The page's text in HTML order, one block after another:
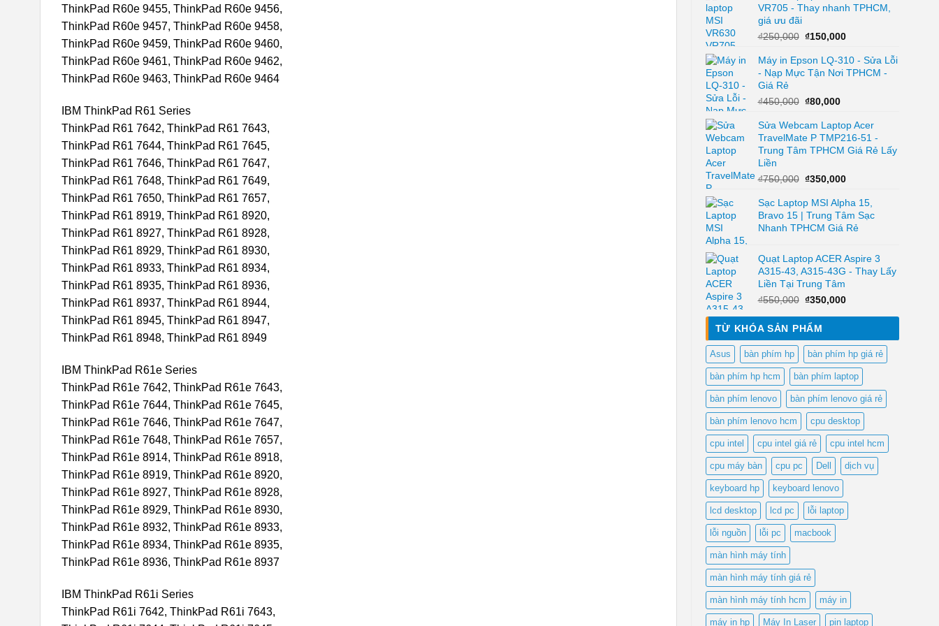
₫1,500,000.
là:
VR705 - Thay nhanh TPHCM,
giá ưu đãi
₫250,000 Giá
là:
₫250,000.
₫150,000Giá
tại
là:
Máy in Epson LQ-310 - Sửa Lỗi
- Nạp Mực Tận Nơi TPHCM -
Giá Rẻ
₫450,000 Giá
là:
₫450,000.
₫80,000Giá
tại
là:
₫80,000.
Sửa Webcam Laptop Acer
TravelMate P TMP216-51 -
Trung Tâm TPHCM Giá Rẻ Lấy
Liền
₫750,000 Giá
là:
₫750,000.
₫350,000Giá
tại
là:
₫350,000.
Sạc Laptop MSI Alpha 15,
Bravo 15 | Trung Tâm Sạc
Nhanh TPHCM Giá Rẻ
Quạt Laptop ACER Aspire 3
A315-43, A315-43G - Thay Lấy
Liền Tại Trung Tâm
₫550,000 Giá
là:
₫350,000Giá
₫350,000.
TỪ KHÓA SẢN PHẨM
Asus bàn phím hp bàn phím hp giá rẻ
bàn phím hp hcm bàn phím laptop
bàn phím lenovo bàn phím lenovo giá rẻ
bàn phím lenovo hcm cpu desktop
cpu intel cpu intel giá rẻ cpu intel hcm
cpu máy bàn cpu pc Dell dịch vụ
keyboard hp keyboard lenovo
lcd desktop lcd pc lỗi laptop
lỗi nguồn lỗi pc macbook
màn hình máy tính
màn hình máy tính giá rẻ
màn hình máy tính hcm máy in
máy in hp Máy In Laser pin laptop
ThinkPad R60e 9455, ThinkPad R60e 9456,
ThinkPad R60e 9457, ThinkPad R60e 9458,
ThinkPad R60e 9459, ThinkPad R60e 9460,
ThinkPad R60e 9461, ThinkPad R60e 9462,
ThinkPad R60e 9463, ThinkPad R60e 9464
IBM ThinkPad R61 Series
ThinkPad R61 7642, ThinkPad R61 7643,
ThinkPad R61 7644, ThinkPad R61 7645,
ThinkPad R61 7646, ThinkPad R61 7647,
ThinkPad R61 7648, ThinkPad R61 7649,
ThinkPad R61 7650, ThinkPad R61 7657,
ThinkPad R61 8919, ThinkPad R61 8920,
ThinkPad R61 8927, ThinkPad R61 8928,
ThinkPad R61 8929, ThinkPad R61 8930,
ThinkPad R61 8933, ThinkPad R61 8934,
ThinkPad R61 8935, ThinkPad R61 8936,
ThinkPad R61 8937, ThinkPad R61 8944,
ThinkPad R61 8945, ThinkPad R61 8947,
ThinkPad R61 8948, ThinkPad R61 8949
IBM ThinkPad R61e Series
ThinkPad R61e 7642, ThinkPad R61e 7643,
ThinkPad R61e 7644, ThinkPad R61e 7645,
ThinkPad R61e 7646, ThinkPad R61e 7647,
ThinkPad R61e 7648, ThinkPad R61e 7657,
ThinkPad R61e 8914, ThinkPad R61e 8918,
ThinkPad R61e 8919, ThinkPad R61e 8920,
ThinkPad R61e 8927, ThinkPad R61e 8928,
ThinkPad R61e 8929, ThinkPad R61e 8930,
ThinkPad R61e 8932, ThinkPad R61e 8933,
ThinkPad R61e 8934, ThinkPad R61e 8935,
ThinkPad R61e 8936, ThinkPad R61e 8937
IBM ThinkPad R61i Series
ThinkPad R61i 7642, ThinkPad R61i 7643,